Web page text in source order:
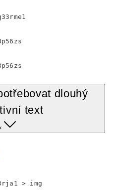
dlouhý
text
> img